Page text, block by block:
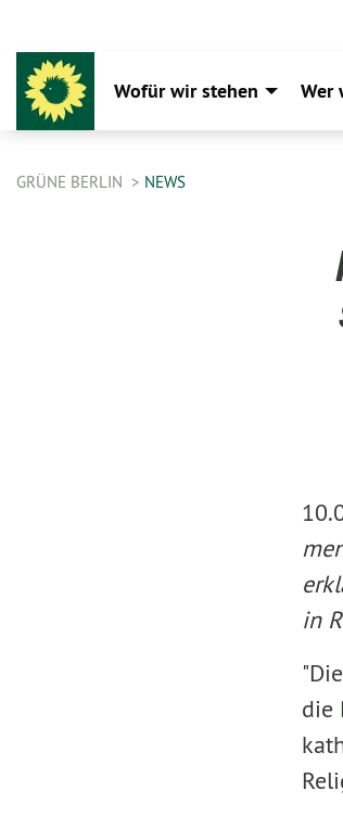
Wofür wir stehen Wer
GRÜNE BERLIN NEWS
in
die